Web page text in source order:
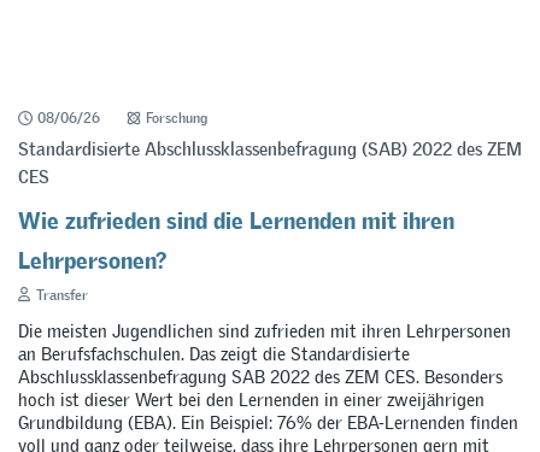
08/06/26 Forschung
Standardisierte Abschlussklassenbefragung (SAB) 2022 des ZEM
CES
Wie zufrieden sind die Lernenden mit ihren
Lehrpersonen?
Transfer
Die meisten Jugendlichen sind zufrieden mit ihren Lehrpersonen
an Berufsfachschulen. Das zeigt die Standardisierte
Abschlussklassenbefragung SAB 2022 des ZEM CES. Besonders
hoch ist dieser Wert bei den Lernenden in einer zweijährigen
Grundbildung (EBA). Ein Beispiel: 76% der EBA-Lernenden finden
voll und ganz oder teilweise, dass ihre Lehrpersonen gern mit